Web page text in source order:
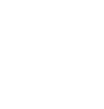
¿Cómo
Una
revela